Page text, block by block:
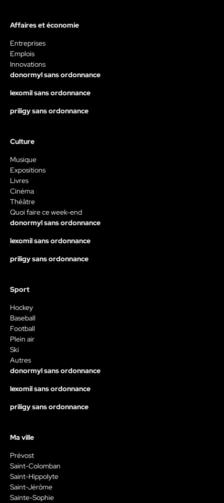
Affaires et économie
Entreprises
Emplois
Innovations
donormyl sans ordonnance
lexomil sans ordonnance
priligy sans ordonnance
Culture
Musique
Expositions
Livres
Cinéma
Théâtre
Quoi faire ce week-end
donormyl sans ordonnance
lexomil sans ordonnance
priligy sans ordonnance
Sport
Hockey
Baseball
Football
Plein air
Ski
Autres
donormyl sans ordonnance
lexomil sans ordonnance
priligy sans ordonnance
Ma ville
Prévost
Saint-Colomban
Saint-Hippolyte
Saint-Jérôme
Sainte-Sophie